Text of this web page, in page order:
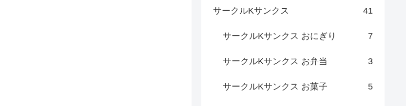
サークルKサンクス 41
サークルKサンクス おにぎり 7
サークルKサンクス お弁当 3
サークルKサンクス お菓子 5